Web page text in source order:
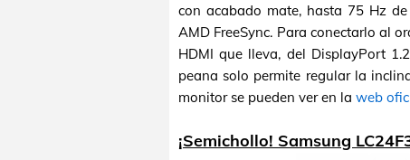
con acabado mate, hasta 75 Hz
AMD FreeSync. Para conectarlo al
HDMI que lleva, del DisplayPort
peana solo permite regular la
monitor se pueden ver en la web
¡Semichollo! Samsung